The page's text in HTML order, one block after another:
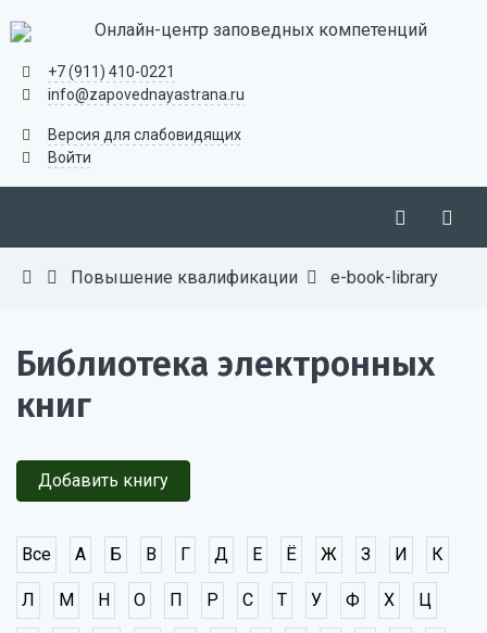
Онлайн-центр заповедных компетенций
+7 (911) 410-0221
info@zapovednayastrana.ru
Версия для слабовидящих
Войти
Повышение квалификации e-book-library
Библиотека электронных
книг
Добавить книгу
Все А Б В Г Д Е Ё Ж З И К
Л М Н О П Р С Т У Ф Х Ц